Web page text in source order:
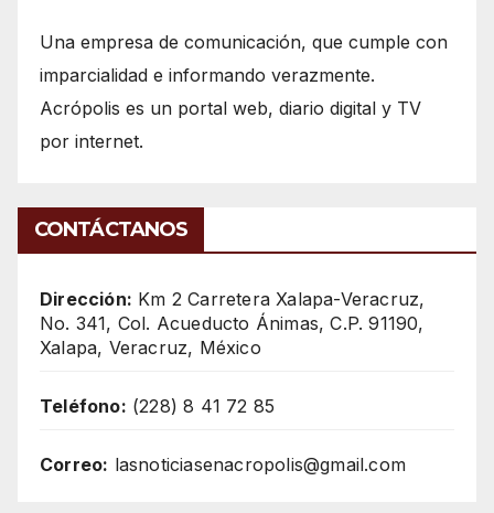
Una empresa de comunicación, que cumple con
imparcialidad e informando verazmente.
Acrópolis es un portal web, diario digital y TV
por internet.
CONTÁCTANOS
Dirección: Km 2 Carretera Xalapa-Veracruz,
No. 341, Col. Acueducto Ánimas, C.P. 91190,
Xalapa, Veracruz, México
Teléfono: (228) 8 41 72 85
Correo: lasnoticiasenacropolis@gmail.com